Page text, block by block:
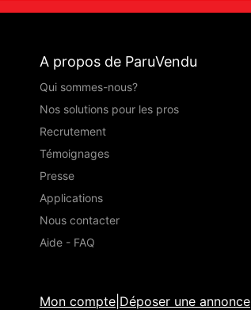
A propos de ParuVendu
Qui sommes-nous?
Nos solutions pour les pros
Recrutement
Témoignages
Presse
Applications
Nous contacter
Aide - FAQ
Mon compte Déposer une annonce